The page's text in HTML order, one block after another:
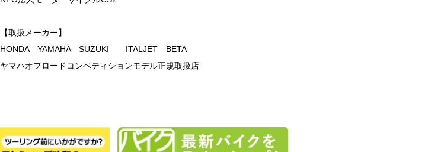
【取扱メーカー】
HONDA YAMAHA SUZUKI ITALJET BETA
ヤマハオフロードコンペティションモデル正規取扱店